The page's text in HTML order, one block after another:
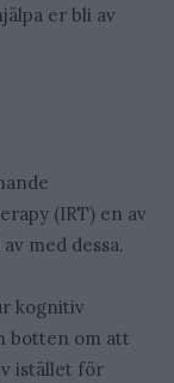
er bli av
(IRT) en av
med dessa.
kognitiv
botten om att
istället för